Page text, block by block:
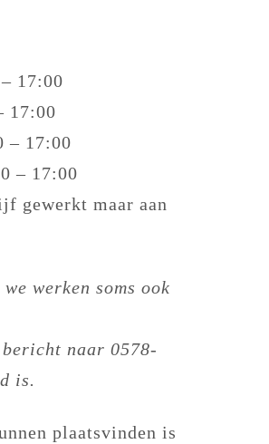
17:00
17:00
– 17:00
– 17:00
gewerkt maar aan
werken soms ook
naar 0578-
is.
plaatsvinden is